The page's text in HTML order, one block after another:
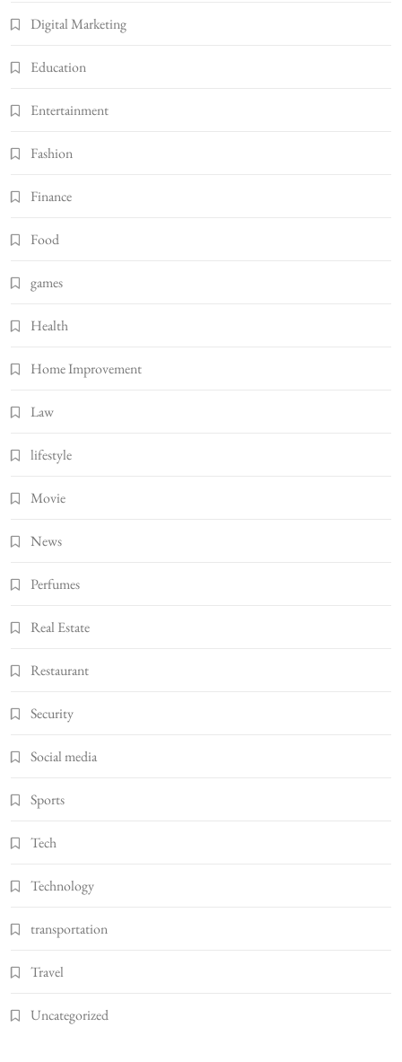
Digital Marketing
Education
Entertainment
Fashion
Finance
Food
games
Health
Home Improvement
Law
lifestyle
Movie
News
Perfumes
Real Estate
Restaurant
Security
Social media
Sports
Tech
Technology
transportation
Travel
Uncategorized